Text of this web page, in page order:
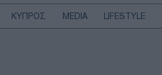
ΚΥΠΡΟΣ MEDIA LIFESTYLE